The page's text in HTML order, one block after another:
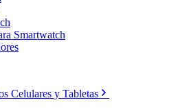
Smartwatch
Celulares y Tabletas